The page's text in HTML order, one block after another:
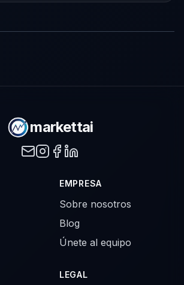
markettai
EMPRESA
Sobre nosotros
Blog
Únete al equipo
LEGAL